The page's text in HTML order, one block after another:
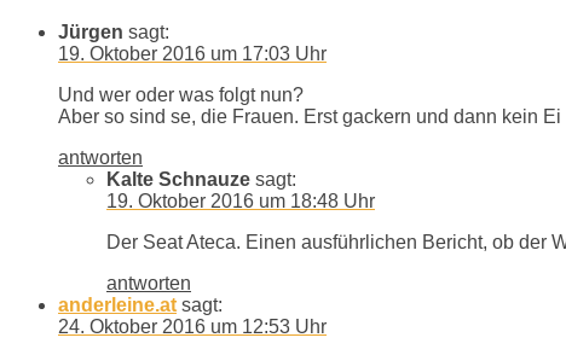
Jürgen sagt:
19. Oktober 2016 um 17:03 Uhr
Und wer oder was folgt nun?
Aber so sind se, die Frauen. Erst gackern und dann kein Ei
antworten
Kalte Schnauze sagt:
19. Oktober 2016 um 18:48 Uhr
Der Seat Ateca. Einen ausführlichen Bericht, ob der
antworten
anderleine.at sagt:
24. Oktober 2016 um 12:53 Uhr